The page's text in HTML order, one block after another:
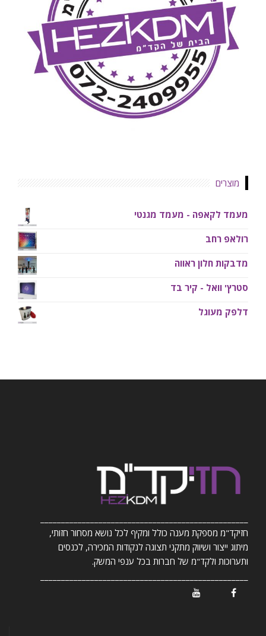
מוצרים
מעמד לקאפה - מעמד מגנטי
רולאפ רחב
מדבקות חלון ראווה
סטרץ' וואל - קיר בד
דלפק מעוגל
חזיקד"מ מספקת מענה כולל ומקיף לכל נושא מסחור חזותי,
מיתוג ייצור ושיווק מתקני תצוגה לנקודות המכירה, לכנסים
ותערוכות ולקד"מ של חברות בכל ענפי המשק.